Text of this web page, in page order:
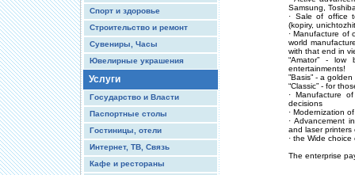
Спорт и здоровье
Строительство и ремонт
Сувениры, Часы
Ювелирные украшения
Услуги
Государство и Власти
Паспортные столы
Гостиницы, отели
Интернет, ТВ, Связь
Кафе и рестораны
Samsung,
· Sale of office
(kopiry,
· Manufacture of
world
with that end in
“Amator” - low
entertainments!
”Basis” - a
“Classic” - for
· Manufacture
decisions
· Modernization
· Advancement
and laser printers
· the Wide
The enterprise